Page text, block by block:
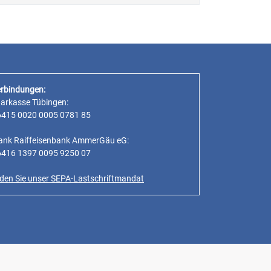
Tübingen:
0020 0005 0781 85
Raiffeisenbank AmmerGäu eG:
1397 0095 9250 07
Sie unser SEPA-Lastschriftmandat